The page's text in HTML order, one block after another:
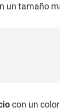
un tamaño
con un